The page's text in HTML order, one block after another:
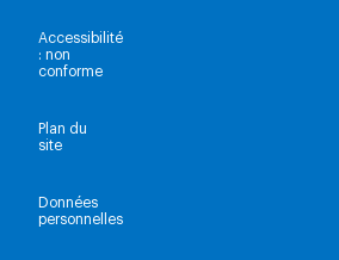
Accessibilité
: non
conforme
Plan du
site
Données
personnelles